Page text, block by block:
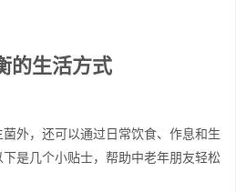
的生活方式
外，还可以通过日常饮食、作息和生
是几个小贴士，帮助中老年朋友轻松